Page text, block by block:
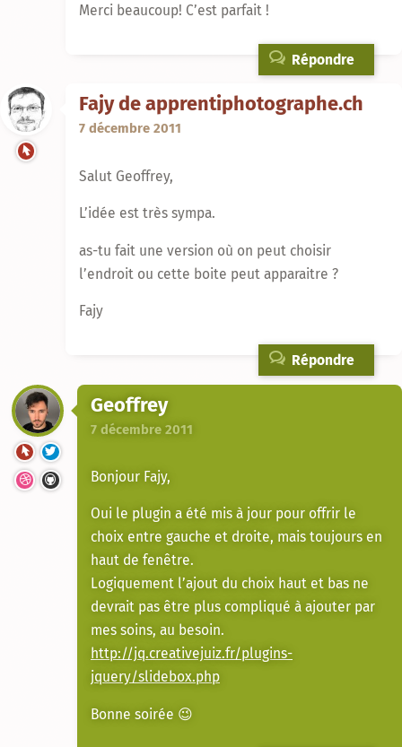
Merci beaucoup! C’est parfait !
Répondre
Fajy de apprentiphotographe.ch
7 décembre 2011
Salut Geoffrey,
L’idée est très sympa.
as-tu fait une version où on peut choisir
l’endroit ou cette boite peut apparaitre ?
Fajy
Répondre
Geoffrey
7 décembre 2011
Bonjour Fajy,
Oui le plugin a été mis à jour pour offrir le
choix entre gauche et droite, mais toujours en
haut de fenêtre.
Logiquement l’ajout du choix haut et bas ne
devrait pas être plus compliqué à ajouter par
mes soins, au besoin.
http://jq.creativejuiz.fr/plugins-
jquery/slidebox.php
Bonne soirée 😉